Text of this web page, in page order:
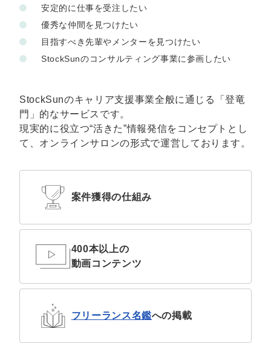
安定的に仕事を受注したい
優秀な仲間を見つけたい
目指すべき先輩やメンターを見つけたい
StockSunのコンサルティング事業に参画したい
StockSunのキャリア支援事業全般に通じる「登竜
門」的なサービスです。
現実的に役立つ“活きた”情報発信をコンセプトとし
て、オンラインサロンの形式で運営しております。
案件獲得の仕組み
400本以上の
動画コンテンツ
フリーランス名鑑への掲載